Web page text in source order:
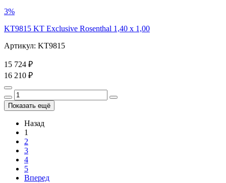
3%
KT9815 KT Exclusive Rosenthal 1,40 x 1,00
Артикул: KT9815
15 724 ₽
16 210 ₽
Показать ещё
Назад
1
2
3
4
5
Вперед